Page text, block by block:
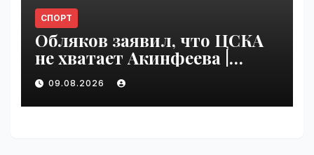
СПОРТ
Обляков заявил, что ЦСКА
не хватает Акинфеева |
VseTime.ru
09.08.2026